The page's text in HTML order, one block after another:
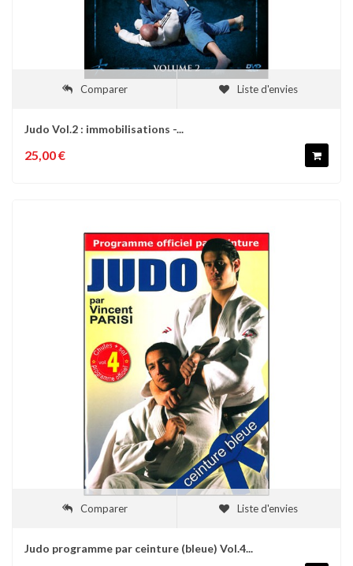
Comparer Liste d'envies
Judo Vol.2 : immobilisations -...
25,00 €
Comparer Liste d'envies
Judo programme par ceinture (bleue) Vol.4...